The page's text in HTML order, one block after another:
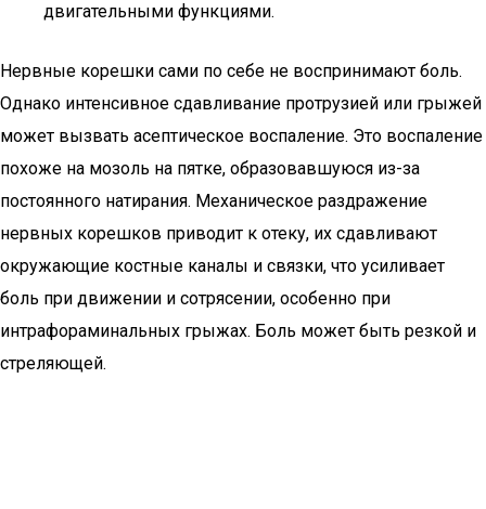
двигательными функциями.
Нервные корешки сами по себе не воспринимают боль.
Однако интенсивное сдавливание протрузией или грыжей
может вызвать асептическое воспаление. Это воспаление
похоже на мозоль на пятке, образовавшуюся из-за
постоянного натирания. Механическое раздражение
нервных корешков приводит к отеку, их сдавливают
окружающие костные каналы и связки, что усиливает
боль при движении и сотрясении, особенно при
интрафораминальных грыжах. Боль может быть резкой и
стреляющей.